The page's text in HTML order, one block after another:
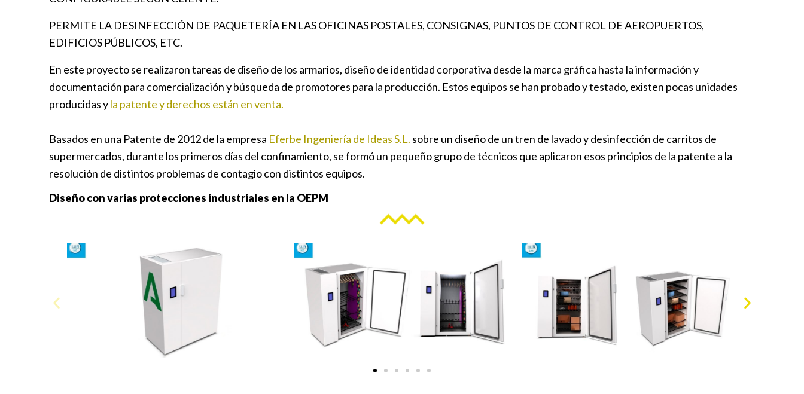
PERMITE LA DESINFECCIÓN DE PAQUETERÍA EN LAS OFICINAS POSTALES, CONSIGNAS, PUNTOS DE CONTROL DE AEROPUERTOS,
EDIFICIOS PÚBLICOS, ETC.
En este proyecto se realizaron tareas de diseño de los armarios, diseño de identidad corporativa desde la marca gráfica hasta la información y
documentación para comercialización y búsqueda de promotores para la producción. Estos equipos se han probado y testado, existen pocas unidades
producidas yla patente y derechos están en venta.
Basados en una Patente de 2012 de la empresa Eferbe Ingeniería de Ideas S.L. sobre un diseño de un tren de lavado y desinfección de carritos de
supermercados, durante los primeros días del confinamiento, se formó un pequeño grupo de técnicos que aplicaron esos principios de la patente a la
resolución de distintos problemas de contagio con distintos equipos.
Diseño con varias protecciones industriales en la OEPM